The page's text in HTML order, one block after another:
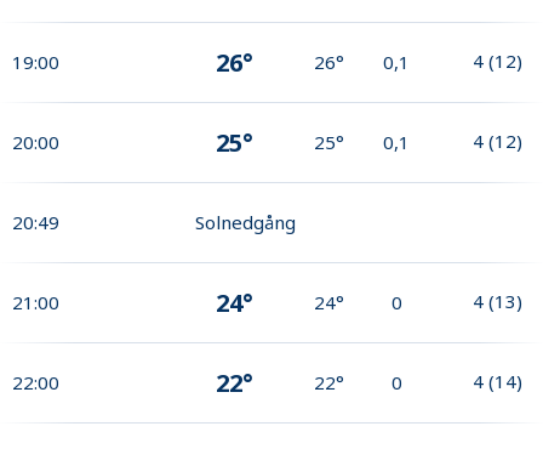
19:00 26° 26° 0,1 4 (12)
20:00 25° 25° 0,1 4 (12)
20:49 Solnedgång
21:00 24° 24° 0 4 (13)
22:00 22° 22° 0 4 (14)